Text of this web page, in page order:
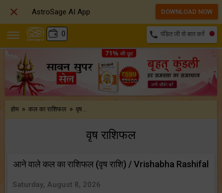
0 call पंडित जी से बात करें
बृहत् कुंडली
होम » कल का राशिफल » वृष ..
वृष राशिफल
आने वाले कल का राशिफल (वृष राशि) / Vrishabha Rashifal
Saturday, August 8, 2026
 AstroSage AI App DOWNLOAD NOW